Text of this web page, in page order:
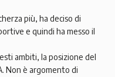
più, ha deciso di
e quindi ha messo il
ambiti, la posizione del
Non è argomento di